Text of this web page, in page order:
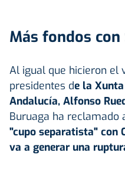
Más fondos con
Al igual que hicieron el
presidentes de la
Andalucía, Alfonso
Buruaga ha reclamado
"cupo separatista" con
va a generar una